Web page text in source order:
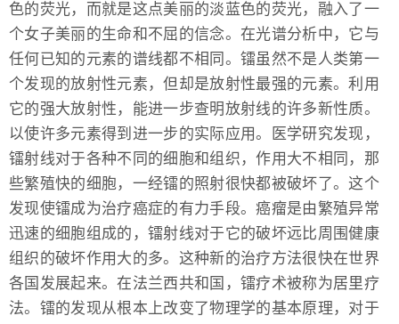
色的荧光，而就是这点美丽的淡蓝色的荧光，融入了一
个女子美丽的生命和不屈的信念。在光谱分析中，它与
任何已知的元素的谱线都不相同。镭虽然不是人类第一
个发现的放射性元素，但却是放射性最强的元素。利用
它的强大放射性，能进一步查明放射线的许多新性质。
以使许多元素得到进一步的实际应用。医学研究发现，
镭射线对于各种不同的细胞和组织，作用大不相同，那
些繁殖快的细胞，一经镭的照射很快都被破坏了。这个
发现使镭成为治疗癌症的有力手段。癌瘤是由繁殖异常
迅速的细胞组成的，镭射线对于它的破坏远比周围健康
组织的破坏作用大的多。这种新的治疗方法很快在世界
各国发展起来。在法兰西共和国，镭疗术被称为居里疗
法。镭的发现从根本上改变了物理学的基本原理，对于